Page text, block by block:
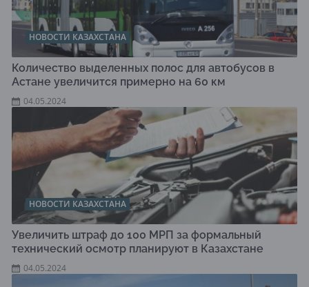
НОВОСТИ КАЗАХСТАНА
Количество выделенных полос для автобусов в
Астане увеличится примерно на 60 км
04.05.2024
НОВОСТИ КАЗАХСТАНА
Увеличить штраф до 100 МРП за формальный
технический осмотр планируют в Казахстане
04.05.2024